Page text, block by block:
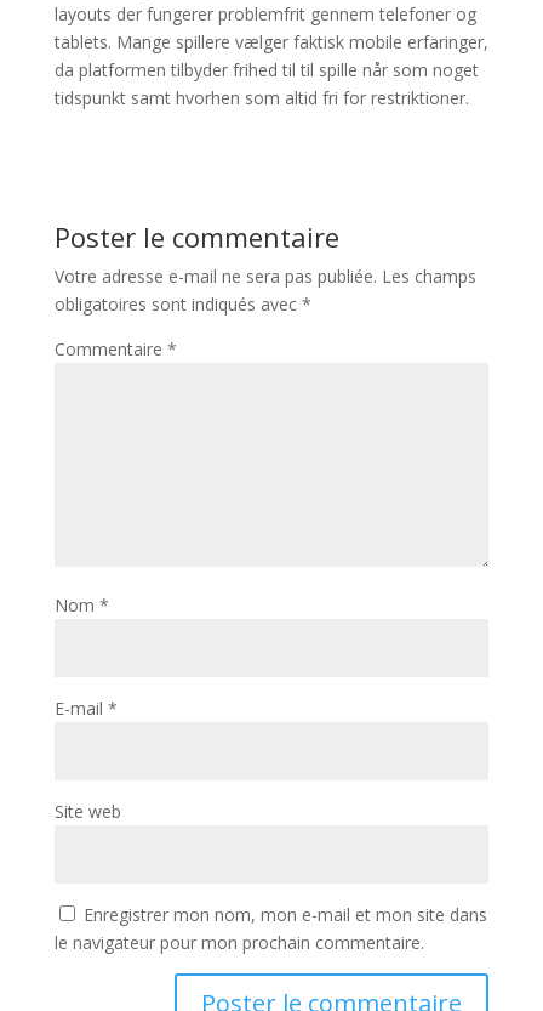
layouts der fungerer problemfrit gennem telefoner og
tablets. Mange spillere vælger faktisk mobile erfaringer,
da platformen tilbyder frihed til til spille når som noget
tidspunkt samt hvorhen som altid fri for restriktioner.
Poster le commentaire
Votre adresse e-mail ne sera pas publiée. Les champs
obligatoires sont indiqués avec *
Commentaire *
Nom *
E-mail *
Site web
Enregistrer mon nom, mon e-mail et mon site dans
le navigateur pour mon prochain commentaire.